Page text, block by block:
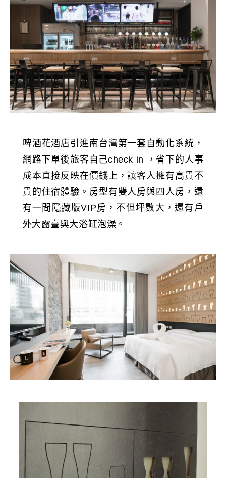
啤酒花酒店引進南台灣第一套自動化系統，
網路下單後旅客自己check in ，省下的人事
成本直接反映在價錢上，讓客人擁有高貴不
貴的住宿體驗。房型有雙人房與四人房，還
有一間隱藏版VIP房，不但坪數大，還有戶
外大露臺與大浴缸泡澡。